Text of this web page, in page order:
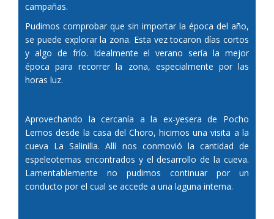
campañas.
Pudimos comprobar que sin importar la época del año,
se puede explorar la zona. Esta vez tocaron días cortos
y algo de frío. Idealmente el verano sería la mejor
época para recorrer la zona, especialmente por las
horas luz.
Aprovechando la cercanía a la ex-yesera de Pocho
Lemos desde la casa del Choro, hicimos una visita a la
cueva La Salinilla. Allí nos conmovió la cantidad de
espeleotemas encontrados y el desarrollo de la cueva.
Lamentablemente no pudimos continuar por un
conducto por el cual se accede a una laguna interna.